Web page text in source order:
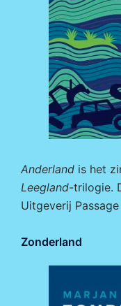
Anderland is het
Leegland-trilogie.
Uitgeverij Passage
Zonderland